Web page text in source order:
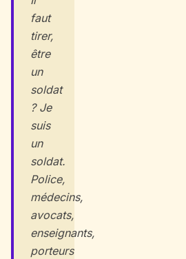
faut
tirer,
être
un
soldat
? Je
suis
un
soldat.
Police,
médecins,
avocats,
enseignants,
porteurs